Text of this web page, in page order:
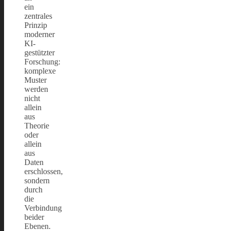
ein
zentrales
Prinzip
moderner
KI-
gestützter
Forschung:
komplexe
Muster
werden
nicht
allein
aus
Theorie
oder
allein
aus
Daten
erschlossen,
sondern
durch
die
Verbindung
beider
Ebenen.